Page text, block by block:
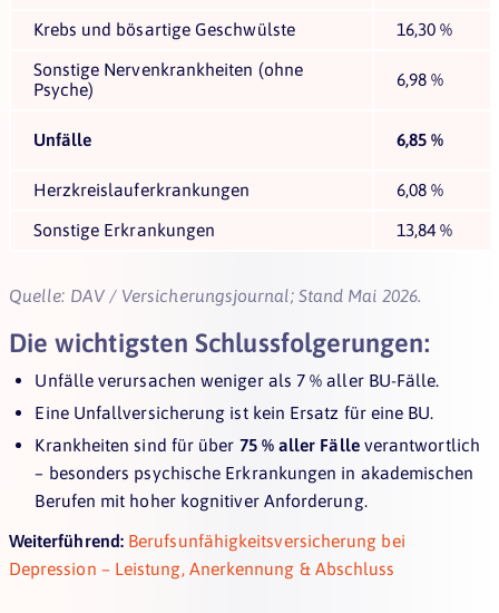
Krebs und bösartige Geschwülste
16,30 %
Sonstige Nervenkrankheiten (ohne
Psyche)
6,98 %
Unfälle 6,85 %
Herzkreislauferkrankungen
6,08 %
Sonstige Erkrankungen
13,84 %
Quelle: DAV / Versicherungsjournal; Stand Mai 2026.
Die wichtigsten Schlussfolgerungen:
Unfälle verursachen weniger als 7 % aller BU-Fälle.
Eine Unfallversicherung ist kein Ersatz für eine BU.
Krankheiten sind für über 75 % aller Fälleverantwortlich
– besonders psychische Erkrankungen in akademischen
Berufen mit hoher kognitiver Anforderung.
Weiterführend: Berufsunfähigkeitsversicherung bei
Depression – Leistung, Anerkennung & Abschluss